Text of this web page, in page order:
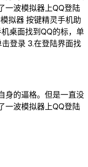
一波模拟器上QQ登陆
拟器 按键精灵手机助
桌面找到QQ的标，单
登录 3.在登陆界面找
身的逼格。但是一直没
一波模拟器上QQ登陆